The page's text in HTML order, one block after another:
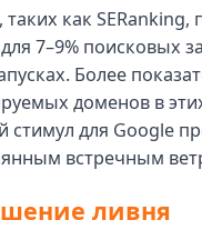
как
7–9% поисковых
Более
доменов в
стимул для Google
встречным
ливня